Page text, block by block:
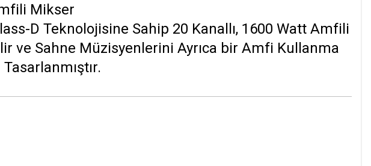
Mikser
D Teknolojisine Sahip 20 Kanallı, 1600 Watt Amfili
ve Sahne Müzisyenlerini Ayrıca bir Amfi Kullanma